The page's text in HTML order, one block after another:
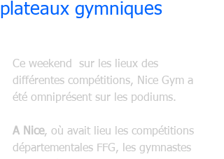
plateaux gymniques
Ce weekend  sur les lieux des
différentes compétitions, Nice Gym a
été omniprésent sur les podiums.
A Nice, où avait lieu les compétitions
départementales FFG, les gymnastes